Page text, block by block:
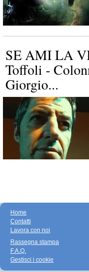
SE AMI LA
Toffoli -
Giorgio...
Home
Contatti
Lavora con noi
Rassegna stampa
F.A.Q.
Gestisci i cookie